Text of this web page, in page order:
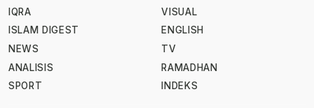
IQRA
ISLAM DIGEST
NEWS
ANALISIS
SPORT
VISUAL
ENGLISH
TV
RAMADHAN
INDEKS